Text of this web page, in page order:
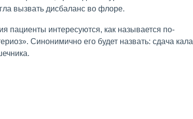
вызвать дисбаланс во флоре.
пациенты интересуются, как называется по-
Синонимично его будет назвать: сдача кала